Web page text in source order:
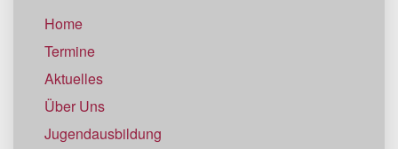
Home
Termine
Aktuelles
Über Uns
Jugendausbildung